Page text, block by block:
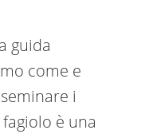
guida
come e
i
è una